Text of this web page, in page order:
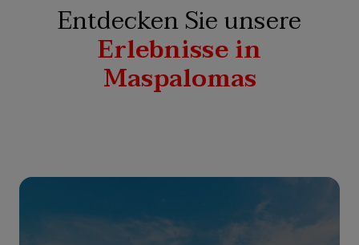
Entdecken Sie unsere
Erlebnisse in
Maspalomas